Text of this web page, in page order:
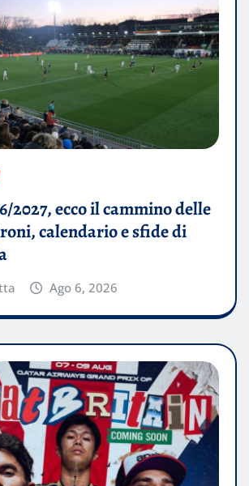
2027, ecco il cammino delle
calendario e sfide di
Ago 6, 2026